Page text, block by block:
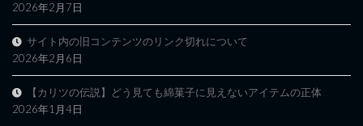
2026年2月7日
サイト内の旧コンテンツのリンク切れについて
2026年2月6日
【カリツの伝説】どう見ても綿菓子に見えないアイテムの正体
2026年1月4日